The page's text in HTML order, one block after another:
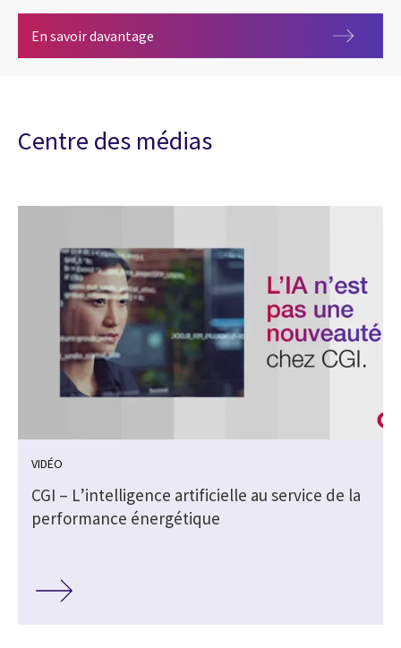
En savoir davantage
Centre des médias
VIDÉO
CGI – L’intelligence artificielle au service de la
performance énergétique